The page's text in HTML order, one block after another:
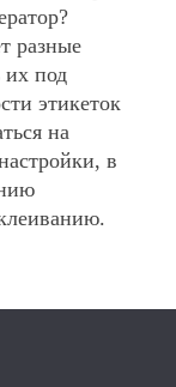
разные
их под
этикеток
на
в